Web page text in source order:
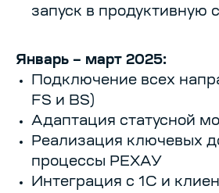
запуск в продуктивную
Январь – март 2025:
Подключение всех
FS и BS)
Адаптация статусной
Реализация ключевых
процессы РЕХАУ
Интеграция с 1С и